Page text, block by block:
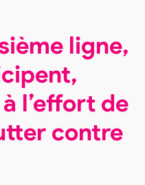
ligne,
l’effort de
contre